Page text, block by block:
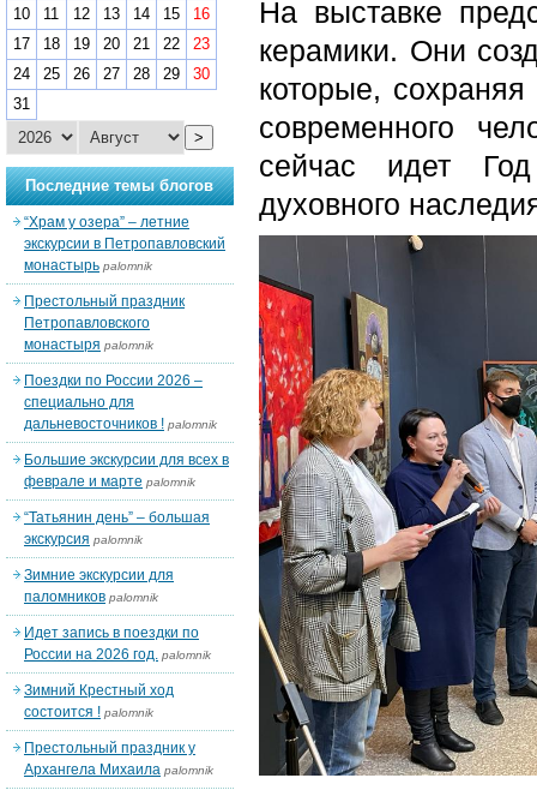
На выставке
керамики. Они
которые,
современного
сейчас идет Год
духовного
10
11 12 13 14 15
16
17
18 19 20 21 22
23
24
25 26 27 28 29
30
31
>
Последние темы блогов
“Храм у озера” – летние
экскурсии в Петропавловский
монастырь palomnik
Престольный праздник
Петропавловского
монастыря palomnik
Поездки по России 2026 –
специально для
дальневосточников ! palomnik
Большие экскурсии для всех в
феврале и марте palomnik
“Татьянин день” – большая
экскурсия palomnik
Зимние экскурсии для
паломников palomnik
Идет запись в поездки по
России на 2026 год. palomnik
Зимний Крестный ход
состоится ! palomnik
Престольный праздник у
Архангела Михаила palomnik